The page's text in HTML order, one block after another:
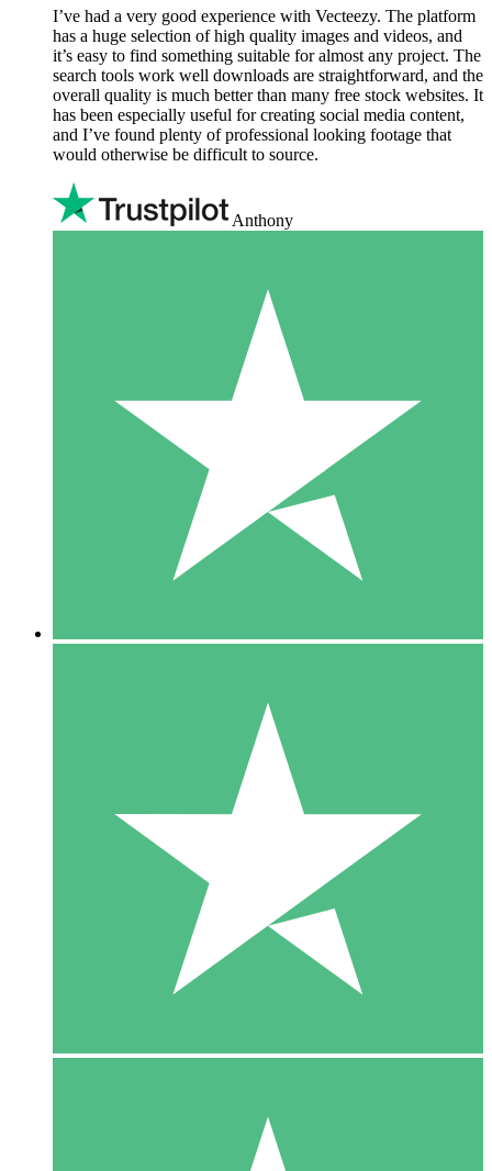
I’ve had a very good experience with Vecteezy. The platform
has a huge selection of high quality images and videos, and
it’s easy to find something suitable for almost any project. The
search tools work well downloads are straightforward, and the
overall quality is much better than many free stock websites. It
has been especially useful for creating social media content,
and I’ve found plenty of professional looking footage that
would otherwise be difficult to source.
Anthony